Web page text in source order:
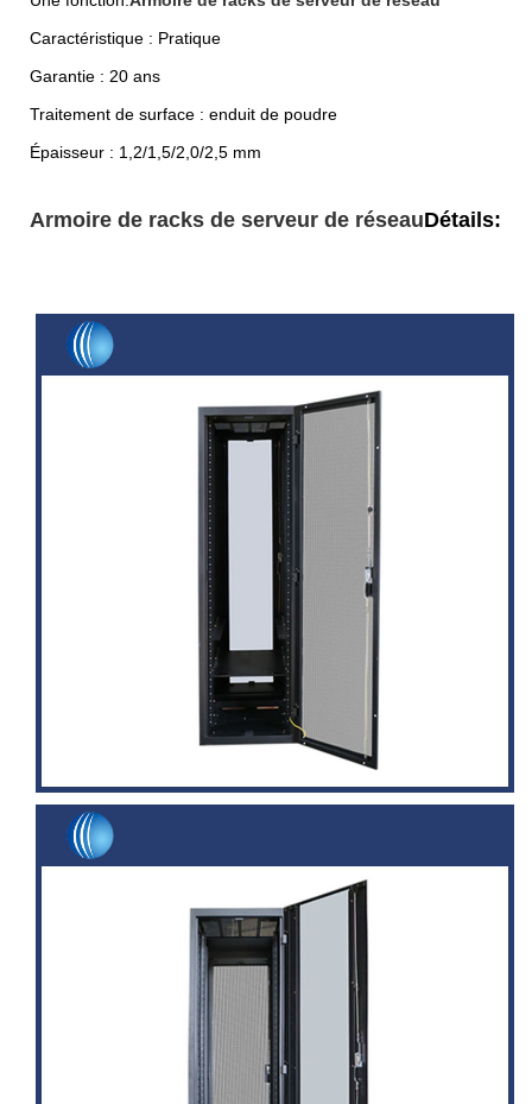
Caractéristique : Pratique
Garantie : 20 ans
Traitement de surface : enduit de poudre
Épaisseur : 1,2/1,5/2,0/2,5 mm
Armoire de racks de serveur de réseauDétails: